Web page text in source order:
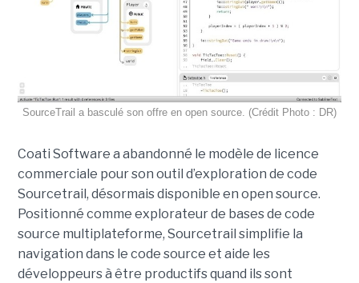
SourceTrail a basculé son offre en open source. (Crédit Photo : DR)
Coati Software a abandonné le modèle de licence
commerciale pour son outil d’exploration de code
Sourcetrail, désormais disponible en open source.
Positionné comme explorateur de bases de code
source multiplateforme, Sourcetrail simplifie la
navigation dans le code source et aide les
développeurs à être productifs quand ils sont